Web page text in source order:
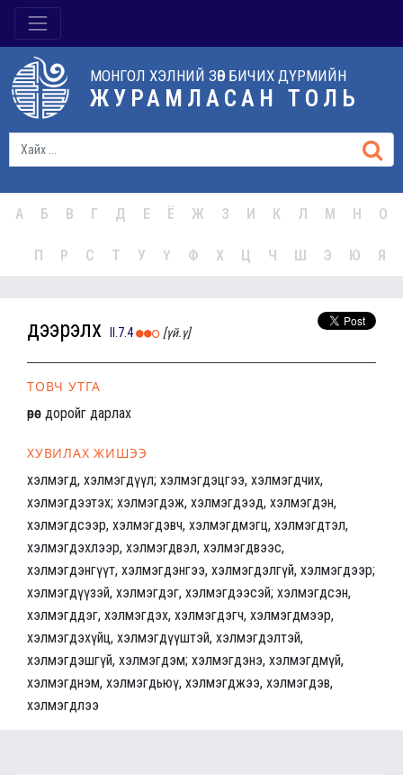
МОНГОЛ ХЭЛНИЙ ЗӨВ БИЧИХ ДҮРМИЙН
ЖУРАМЛАСАН ТОЛЬ
А Б В Г Д Е Ё Ж З И К Л М Н О
П Р С Т У Ү Ф Х Ц Ч Ш Э Ю Я
дээрэлх II.7.4 [үй.ү]
ТОВЧ УТГА
өөрөөс доройг дарлах
ХУВИЛАХ ЖИШЭЭ
хэлмэгд, хэлмэгдүүл; хэлмэгдэцгээ, хэлмэгдчих,
хэлмэгдээтэх; хэлмэгдэж, хэлмэгдээд, хэлмэгдэн,
хэлмэгдсээр, хэлмэгдэвч, хэлмэгдмэгц, хэлмэгдтэл,
хэлмэгдэхлээр, хэлмэгдвэл, хэлмэгдвээс,
хэлмэгдэнгүүт, хэлмэгдэнгээ, хэлмэгдэлгүй, хэлмэгдээр;
хэлмэгдүүзэй, хэлмэгдэг, хэлмэгдээсэй; хэлмэгдсэн,
хэлмэгддэг, хэлмэгдэх, хэлмэгдэгч, хэлмэгдмээр,
хэлмэгдэхүйц, хэлмэгдүүштэй, хэлмэгдэлтэй,
хэлмэгдэшгүй, хэлмэгдэм; хэлмэгдэнэ, хэлмэгдмүй,
хэлмэгднэм, хэлмэгдьюү, хэлмэгджээ, хэлмэгдэв,
хэлмэгдлээ